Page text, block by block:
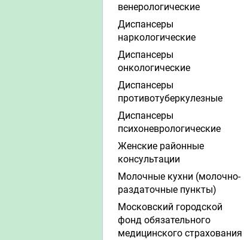
венерологические
Диспансеры
наркологические
Диспансеры
онкологические
Диспансеры
противотуберкулезные
Диспансеры
психоневрологические
Женские районные
консультации
Молочные кухни (молочно-
раздаточные пункты)
Московский городской
фонд обязательного
медицинского страхования